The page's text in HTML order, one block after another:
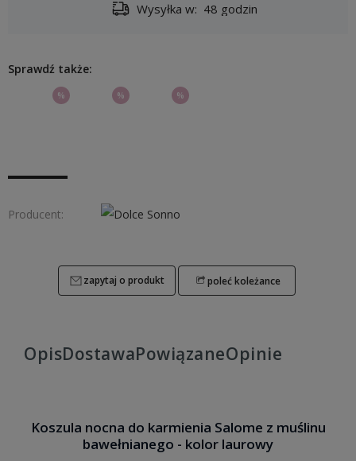
Wysyłka w: 48 godzin
Sprawdź także:
% % %
Producent:
zapytaj o produkt poleć koleżance
OpisDostawaPowiązaneOpinie
Koszula nocna do karmienia Salome z muślinu
bawełnianego - kolor laurowy